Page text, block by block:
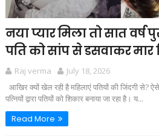
नया प्यार मिला तो सात वर्ष
पति को सांप से डसवाकर मार
Raj verma
July 18, 2026
आखिर क्यों खेल रही है महिलाएं पतियों की जिंदगी से?
पत्नियों द्वारा पतियों को शिकार बनाया जा रहा है। य...
Read More